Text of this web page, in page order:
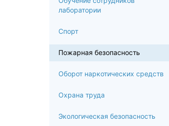
лаборатории
Спорт
Пожарная безопасность
Оборот наркотических средств
Охрана труда
Экологическая безопасность